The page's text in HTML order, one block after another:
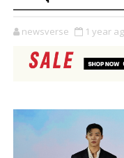
newsverse 1 year